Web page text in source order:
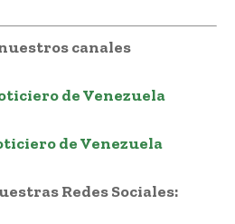
canales
de Venezuela
de Venezuela
Redes Sociales: